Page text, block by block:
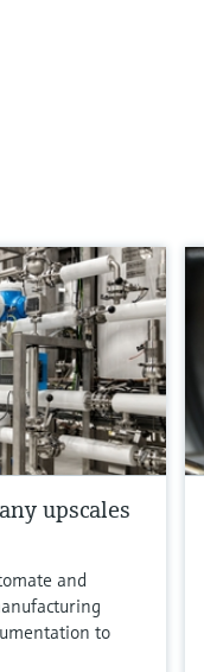
upscales
and
to